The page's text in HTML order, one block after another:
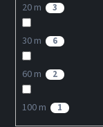
20 m 3
30 m 6
60 m 2
100 m 1